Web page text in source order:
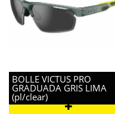
BOLLE VICTUS PRO
GRADUADA GRIS LIMA
(pl/clear)